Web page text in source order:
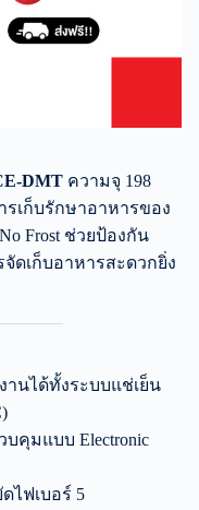
DMT ความจุ 198
เก็บรักษาอาหารของ
Frost ช่วยป้องกัน
ดเก็บอาหารสะดวกยิ่ง
านได้ทั้งระบบแช่เย็น
บคุมแบบ Electronic
ไฟเบอร์ 5